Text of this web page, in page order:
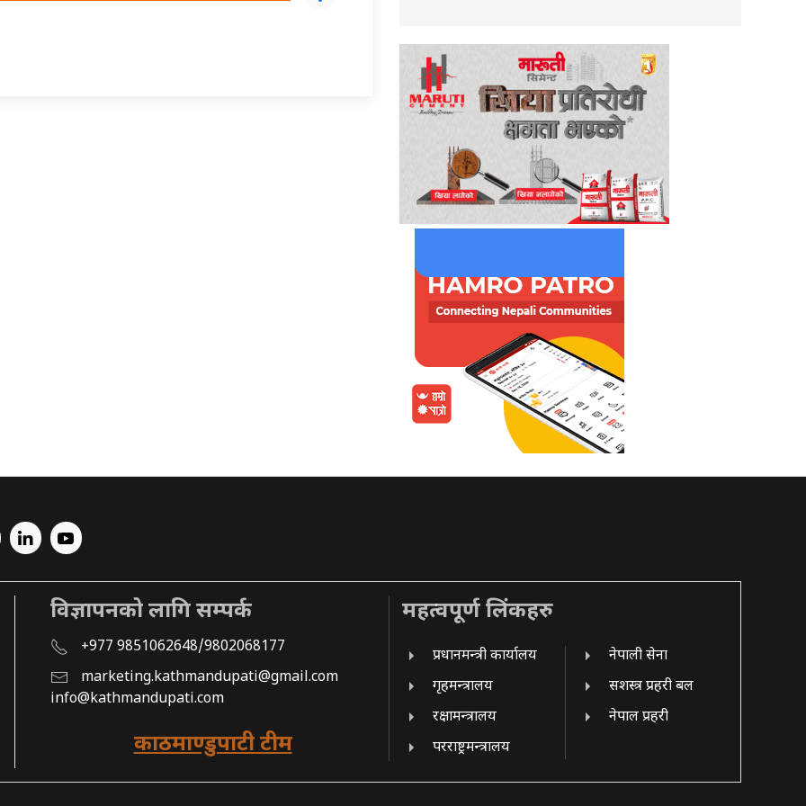
विज्ञापनको लागि सम्पर्क
+977 9851062648/9802068177
marketing.kathmandupati@gmail.com
info@kathmandupati.com
काठमाण्डुपाटी टीम
महत्वपूर्ण लिंकहरु
प्रधानमन्त्री कार्यालय
गृहमन्त्रालय
रक्षामन्त्रालय
परराष्ट्रमन्त्रालय
नेपाली सेना
सशस्त्र प्रहरी बल
नेपाल प्रहरी